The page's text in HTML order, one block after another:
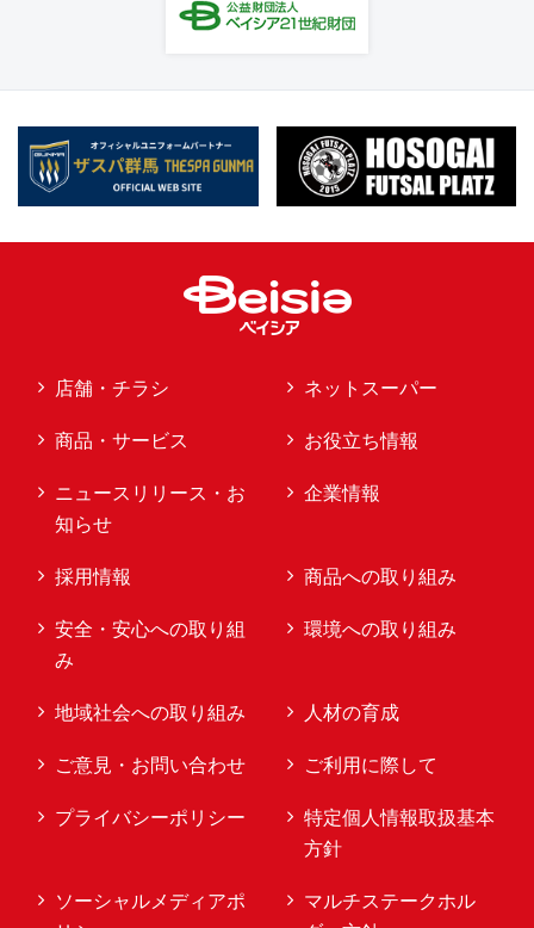
店舗・チラシ ネットスーパー
商品・サービス お役立ち情報
ニュースリリース・お
知らせ
企業情報
採用情報 商品への取り組み
安全・安心への取り組
み
環境への取り組み
地域社会への取り組み 人材の育成
ご意見・お問い合わせ ご利用に際して
プライバシーポリシー
特定個人情報取扱基本
方針
ソーシャルメディアポ
マルチステークホル